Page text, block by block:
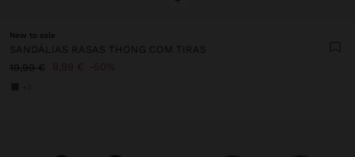
New to sale
SANDÁLIAS RASAS THONG COM TIRAS
19,99 €
9,99 € 50%